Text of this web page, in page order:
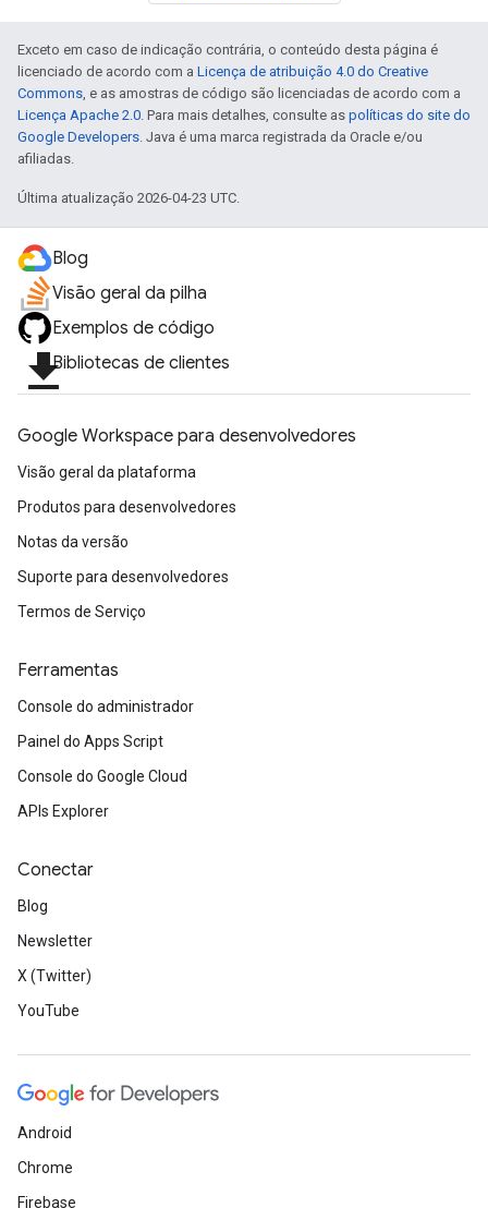
Exceto em caso de indicação contrária, o conteúdo desta página é
licenciado de acordo com a Licença de atribuição 4.0 do Creative
Commons, e as amostras de código são licenciadas de acordo com a
Licença Apache 2.0. Para mais detalhes, consulte as políticas do site do
Google Developers. Java é uma marca registrada da Oracle e/ou
afiliadas.
Última atualização 2026-04-23 UTC.
Blog
Visão geral da pilha
Exemplos de código
file_downloadBibliotecas de clientes
Google Workspace para desenvolvedores
Visão geral da plataforma
Produtos para desenvolvedores
Notas da versão
Suporte para desenvolvedores
Termos de Serviço
Ferramentas
Console do administrador
Painel do Apps Script
Console do Google Cloud
APIs Explorer
Conectar
Blog
Newsletter
X (Twitter)
YouTube
Android
Chrome
Firebase